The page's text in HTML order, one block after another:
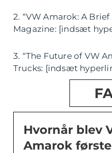
2. “VW Amarok: A Brief
Magazine: [indsæt
3. “The Future of VW
Trucks: [indsæt
Hvornår blev
Amarok